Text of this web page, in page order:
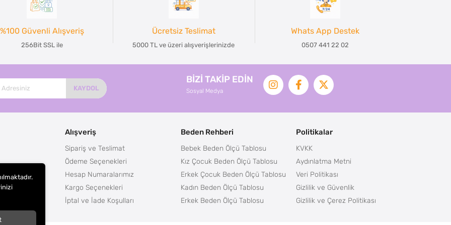
%100 Güvenli Alışveriş
256Bit SSL ile
Ücretsiz Teslimat
5000 TL ve üzeri alışverişlerinizde
Whats App Destek
0507 441 22 02
KAYDOL
BİZİ TAKİP EDİN
Sosyal Medya
Alışveriş
Sipariş ve Teslimat
Ödeme Seçenekleri
Hesap Numaralarımız
Kargo Seçenekleri
İptal ve İade Koşulları
Beden Rehberi
Bebek Beden Ölçü Tablosu
Kız Çocuk Beden Ölçü Tablosu
Erkek Çocuk Beden Ölçü Tablosu
Kadın Beden Ölçü Tablosu
Erkek Beden Ölçü Tablosu
Politikalar
KVKK
Aydınlatma Metni
Veri Politikası
Gizlilik ve Güvenlik
Gizlilik ve Çerez Politikası